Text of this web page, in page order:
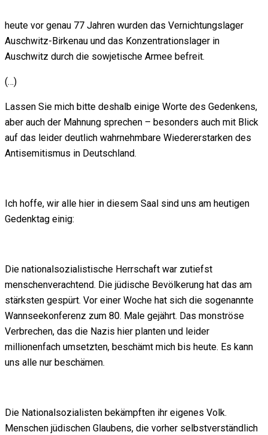
heute vor genau 77 Jahren wurden das Vernichtungslager
Auschwitz-Birkenau und das Konzentrationslager in
Auschwitz durch die sowjetische Armee befreit.
(…)
Lassen Sie mich bitte deshalb einige Worte des Gedenkens,
aber auch der Mahnung sprechen – besonders auch mit Blick
auf das leider deutlich wahrnehmbare Wiedererstarken des
Antisemitismus in Deutschland.
Ich hoffe, wir alle hier in diesem Saal sind uns am heutigen
Gedenktag einig:
Die nationalsozialistische Herrschaft war zutiefst
menschenverachtend. Die jüdische Bevölkerung hat das am
stärksten gespürt. Vor einer Woche hat sich die sogenannte
Wannseekonferenz zum 80. Male gejährt. Das monströse
Verbrechen, das die Nazis hier planten und leider
millionenfach umsetzten, beschämt mich bis heute. Es kann
uns alle nur beschämen.
Die Nationalsozialisten bekämpften ihr eigenes Volk.
Menschen jüdischen Glaubens, die vorher selbstverständlich